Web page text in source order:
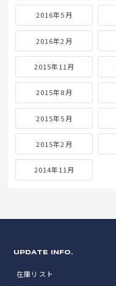
2016年5月
2016年2月
2015年11月
2015年8月
2015年5月
2015年2月
2014年11月
UPDATE INFO.
在庫リスト